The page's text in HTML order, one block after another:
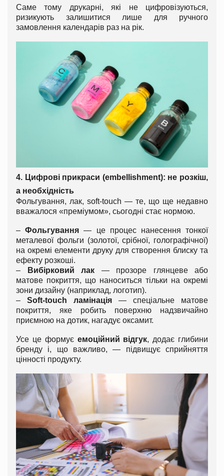
Саме тому друкарні, які не цифровізуються,
ризикують залишитися лише для ручного
замовлення календарів раз на рік.
4. Цифрові прикраси (embellishment): не розкіш,
а необхідність
Фольгування, лак, soft-touch — те, що ще недавно
вважалося «преміумом», сьогодні стає нормою.
–Фольгування — це процес нанесення тонкої
металевої фольги (золотої, срібної, голографічної)
на окремі елементи друку для створення блиску та
ефекту розкоші.
–
Вибірковий лак — прозоре глянцеве або
матове покриття, що наноситься тільки на окремі
зони дизайну (наприклад, логотип).
– Soft-touch ламінація — спеціальне матове
покриття, яке робить поверхню надзвичайно
приємною на дотик, нагадує оксамит.
Усе це формує емоційний відгук, додає глибини
бренду і, що важливо, — підвищує сприйняття
цінності продукту.